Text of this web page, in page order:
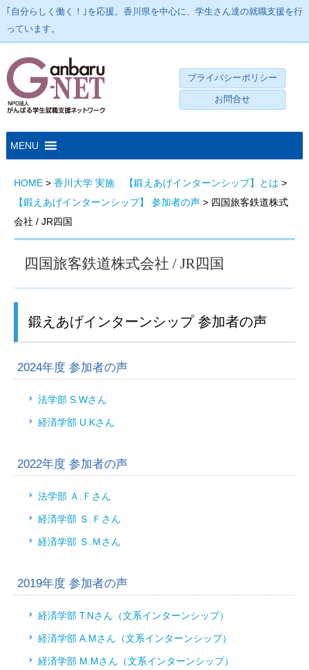
｢自分らしく働く！｣を応援。香川県を中心に、学生さん達の就職支援を行
っています。
プライバシーポリシー
お問合せ
HOME> 香川大学 実施 【鍛えあげインターンシップ】とは >
【鍛えあげインターンシップ】 参加者の声> 四国旅客鉄道株式
会社 / JR四国
四国旅客鉄道株式会社 / JR四国
鍛えあげインターンシップ 参加者の声
2024年度 参加者の声
法学部 S.Wさん
経済学部 U.Kさん
2022年度 参加者の声
法学部 Ａ.Ｆさん
経済学部 Ｓ.Ｆさん
経済学部 Ｓ.Ｍさん
2019年度 参加者の声
経済学部 T.Nさん（文系インターンシップ）
経済学部 A.Mさん（文系インターンシップ）
経済学部 M.Mさん（文系インターンシップ）